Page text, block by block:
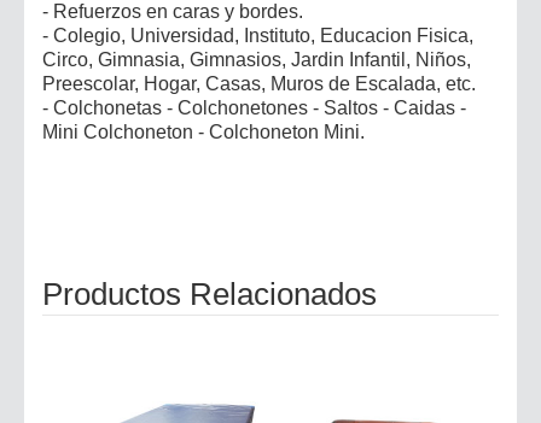
- Refuerzos en caras y bordes.
- Colegio, Universidad, Instituto, Educacion Fisica,
Circo, Gimnasia, Gimnasios, Jardin Infantil, Niños,
Preescolar, Hogar, Casas, Muros de Escalada, etc.
- Colchonetas - Colchonetones - Saltos - Caidas -
Mini Colchoneton - Colchoneton Mini.
Productos Relacionados